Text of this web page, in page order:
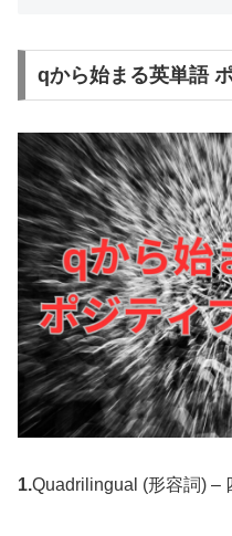
qから始まる英単語
1.Quadrilingual (形容詞) –